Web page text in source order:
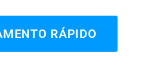
RÁPIDO